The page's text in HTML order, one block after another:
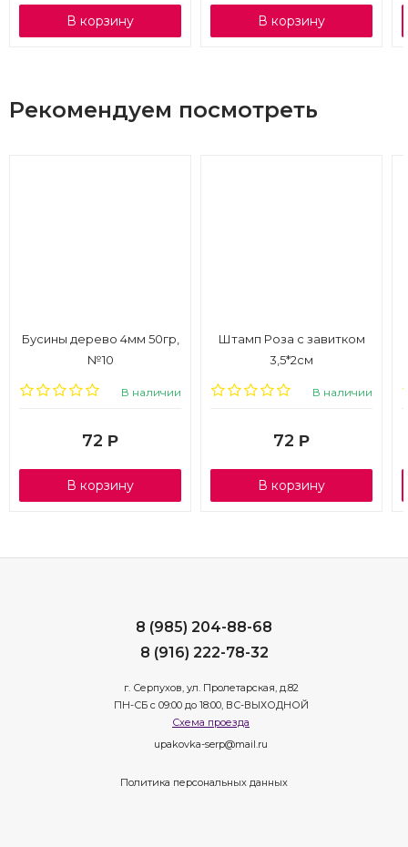
В корзину В корзину
Рекомендуем посмотреть
Бусины дерево 4мм 50гр,
№10
В наличии
72 Р
В корзину
Штамп Роза с завитком
3,5*2см
В наличии
72 Р
В корзину
8 (985) 204-88-68
8 (916) 222-78-32
г. Серпухов, ул. Пролетарская, д.82
ПН-СБ с 09:00 до 18:00, ВС-ВЫХОДНОЙ
Схема проезда
upakovka-serp@mail.ru
Политика персональных данных